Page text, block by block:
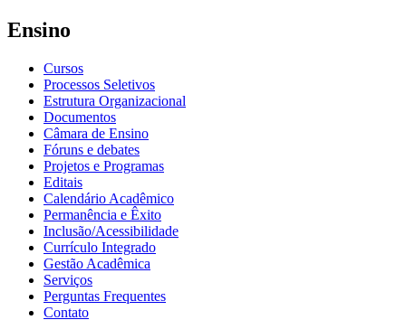
Ensino
Cursos
Processos Seletivos
Estrutura Organizacional
Documentos
Câmara de Ensino
Fóruns e debates
Projetos e Programas
Editais
Calendário Acadêmico
Permanência e Êxito
Inclusão/Acessibilidade
Currículo Integrado
Gestão Acadêmica
Serviços
Perguntas Frequentes
Contato